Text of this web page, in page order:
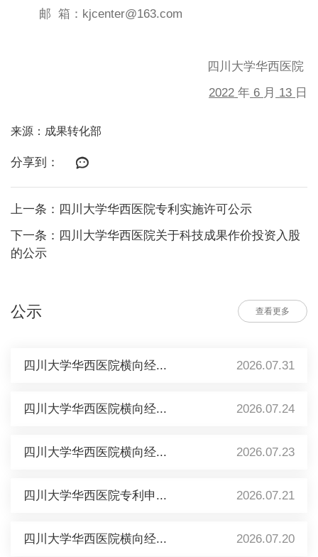
邮 箱： kjcenter@163.com
四川大学华西医院
2022 年 6 月 13 日
来源：成果转化部
分享到：
上一条：四川大学华西医院专利实施许可公示
下一条：四川大学华西医院关于科技成果作价投资入股
的公示
公示 查看更多
四川大学华西医院横向经... 2026.07.31
四川大学华西医院横向经... 2026.07.24
四川大学华西医院横向经... 2026.07.23
四川大学华西医院专利申... 2026.07.21
四川大学华西医院横向经... 2026.07.20